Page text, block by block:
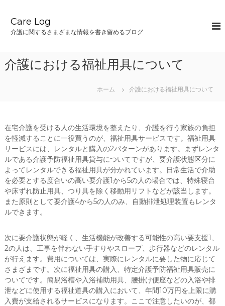
ス
Care Log
介護に関するさまざまな情報を書き留めるブログ
介護における福祉用具について
ホーム 介護における福祉用具について
在宅介護を受ける人の生活環境を整えたり、介護を行う家族の負担
を軽減することに一役買うのが、福祉用具サービスです。福祉用具
サービスには、レンタルと購入の2パターンがあります。まずレンタ
ルである介護予防福祉用具貸与についてですが、要介護状態区分に
よってレンタルできる福祉用具が分かれています。日常生活で介助
を必要とする度合いの高い要介護1から5の人の場合では、特殊寝台
や床ずれ防止用具、つり具を除く移動用リフトなどが該当します。
また原則として要介護4から5の人のみ、自動排泄処理装置もレンタ
ルできます。
次に要介護状態が軽く、生活機能が改善する可能性の高い要支援1、
2の人は、工事を伴わない手すりやスロープ、歩行器などのレンタル
が行えます。費用については、実際にレンタルに要した物に応じて
さまざまです。次に福祉用具の購入、特定介護予防福祉用具販売に
ついてです。簡易浴槽や入浴補助用具、腰掛け便座などの入浴や排
泄などに使用する福祉道具の購入において、年間10万円を上限に購
入費が支給されるサービスになります。ここで注意したいのが、都